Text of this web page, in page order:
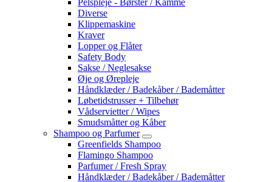
Diverse
Klippemaskine
Kraver
Lopper og Flåter
Safety Body
Sakse / Neglesakse
Øje og Ørepleje
Håndklæder / Badekåber / Bademåtter
Løbetidstrusser + Tilbehør
Vådservietter / Wipes
Smudsmåtter og Kåber
Shampoo og Parfumer
Greenfields Shampoo
Flamingo Shampoo
Parfumer / Fresh Spray
Håndklæder / Badekåber / Bademåtter